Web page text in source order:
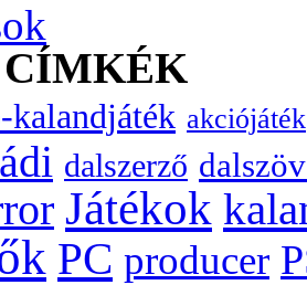
kalandjáték akciójáték
dalszerző
Játékok
PC producer